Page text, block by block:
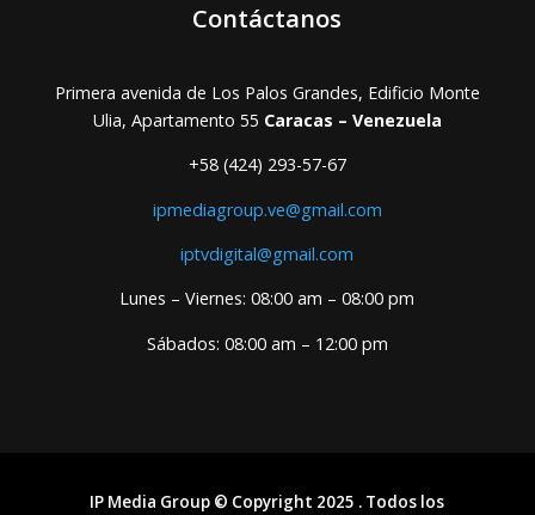
Contáctanos
Primera avenida de Los Palos Grandes, Edificio Monte
Ulia, Apartamento 55 Caracas – Venezuela
+58 (424) 293-57-67
ipmediagroup.ve@gmail.com
iptvdigital@gmail.com
Lunes – Viernes: 08:00 am – 08:00 pm
Sábados: 08:00 am – 12:00 pm
IP Media Group © Copyright 2025 . Todos los